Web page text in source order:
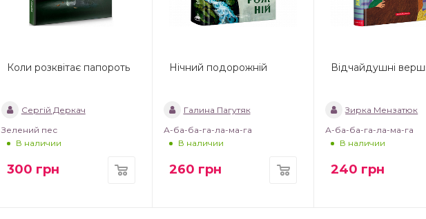
Коли розквітає папороть
Сергій Деркач
Зелений пес
В наличии
300 грн
Нічний подорожній
Галина Пагутяк
А-ба-ба-га-ла-ма-га
В наличии
260 грн
Відчайдушні
Зирка Мензатюк
А-ба-ба-га-ла-ма-га
В наличии
240 грн